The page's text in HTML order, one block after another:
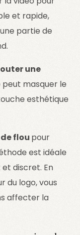
et rapide,
partie de
une
peut masquer le
esthétique
flou pour
est idéale
discret. En
du logo, vous
affecter la